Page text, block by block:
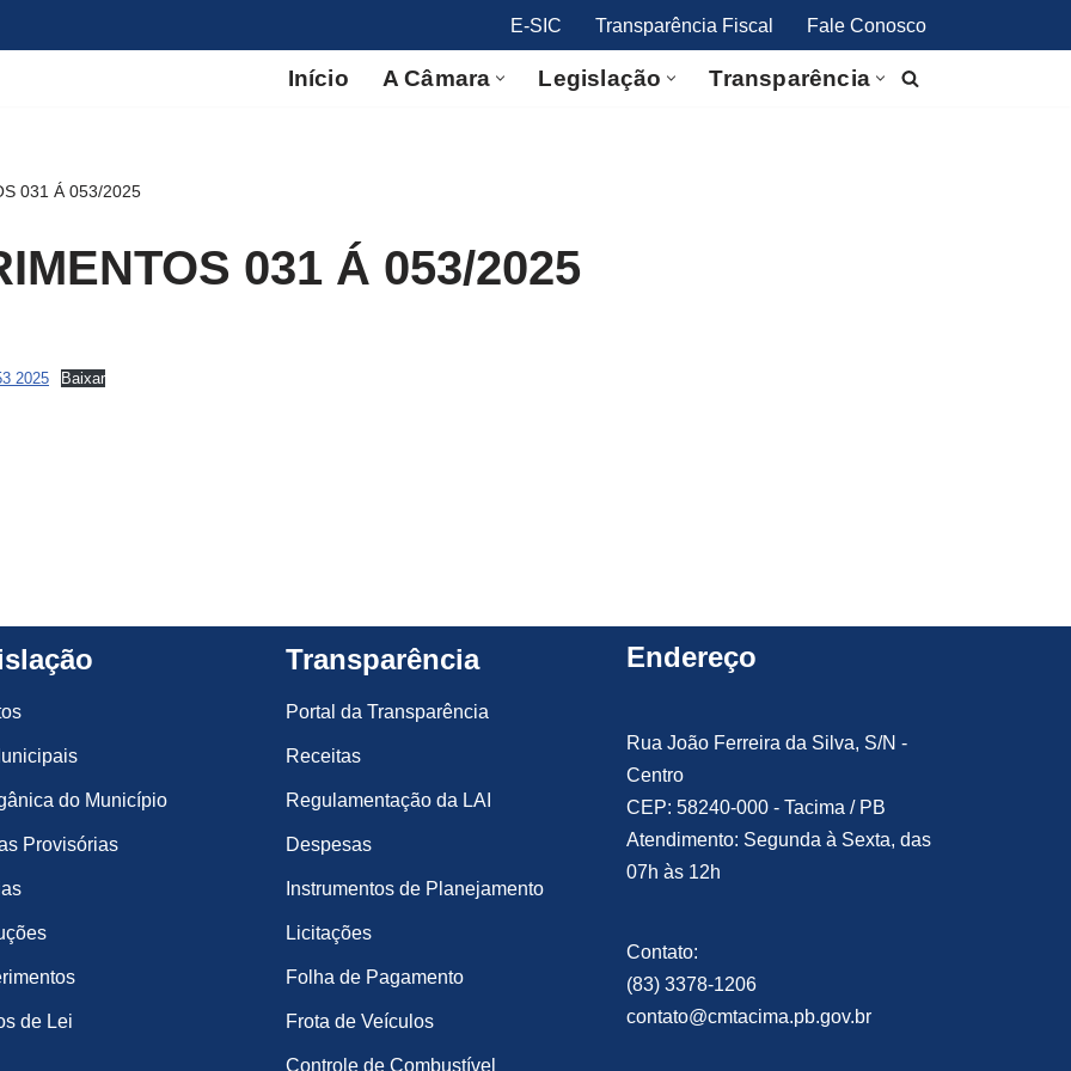
E-SIC Transparência Fiscal Fale Conosco
Início A Câmara Legislação Transparência
031 Á 053/2025
031 Á 053/2025
2025 Baixar
do Município
Provisórias
de Lei
Transparência
Portal da Transparência
Receitas
Regulamentação da LAI
Despesas
Instrumentos de Planejamento
Licitações
Folha de Pagamento
Frota de Veículos
Controle de Combustível
Endereço
Rua João Ferreira da Silva, S/N -
Centro
CEP: 58240-000 - Tacima / PB
Atendimento: Segunda à Sexta, das
07h às 12h
Contato:
(83) 3378-1206
contato@cmtacima.pb.gov.br